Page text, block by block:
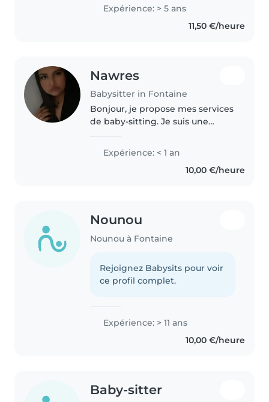
d'une fratrie de quatre enfants et
membre d'une grande famille,..
Expérience: > 5 ans
11,50 €/heure
Nawres
Babysitter in Fontaine
Bonjour, je propose mes services
de baby-sitting. Je suis une
j'aime passer du temps avec les
enfants. Je peux aider pour les
Expérience: < 1 an
10,00 €/heure
Nounou
Nounou à Fontaine
Rejoignez Babysits pour voir
ce profil complet.
Expérience: > 11 ans
10,00 €/heure
Baby-sitter